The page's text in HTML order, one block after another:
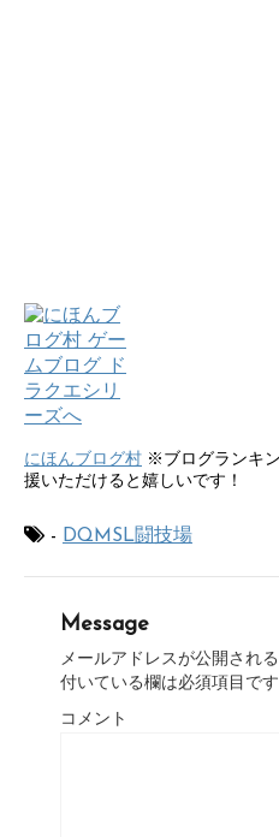
にほんブログ村 ※ブログランキ
援いただけると嬉しいです！
- DQMSL闘技場
Message
メールアドレスが公開され
付いている欄は必須項目です
コメント